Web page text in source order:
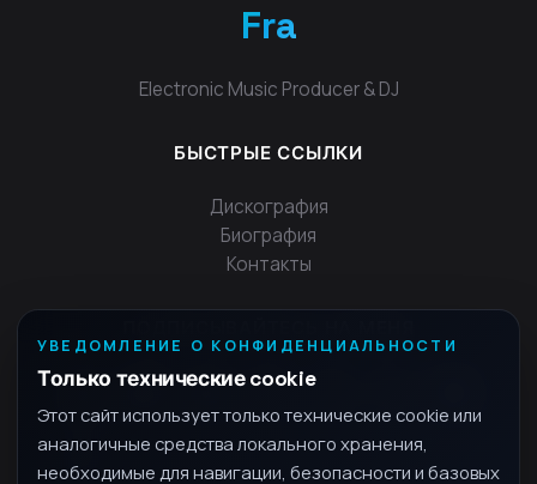
Fra
Electronic Music Producer & DJ
БЫСТРЫЕ ССЫЛКИ
Дискография
Биография
Контакты
УВЕДОМЛЕНИЕ О КОНФИДЕНЦИАЛЬНОСТИ
Только технические cookie
Этот сайт использует только технические cookie или
аналогичные средства локального хранения,
необходимые для навигации, безопасности и базовых